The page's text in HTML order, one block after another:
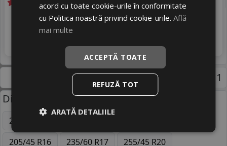
Livrare gratuită *
503RON
Discount14%
In stoc - peste 12 buc
Pagina 1
Dimensiuni uzuale anvelope:
205/55 R16
205/45 R16
235/60 R17
255/45 R20
acord cu toate cookie-urile în conformitate
cu Politica noastră privind cookie-urile.Află
mai multe
ACCEPTĂ TOATE
REFUZĂ TOT
ARATĂ DETALIILE